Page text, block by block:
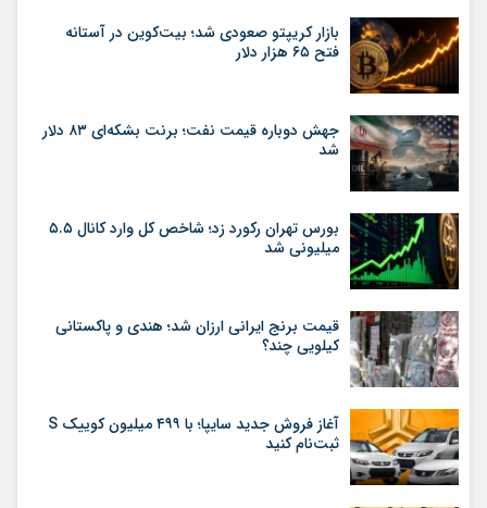
بازار کریپتو صعودی شد؛ بیت‌کوین در آستانه
فتح ۶۵ هزار دلار
جهش دوباره قیمت نفت؛ برنت بشکه‌ای ۸۳ دلار
شد
بورس تهران رکورد زد؛ شاخص کل وارد کانال ۵.۵
میلیونی شد
قیمت برنج ایرانی ارزان شد؛ هندی و پاکستانی
کیلویی چند؟
آغاز فروش جدید سایپا؛ با ۴۹۹ میلیون کوییک S
ثبت‌نام کنید